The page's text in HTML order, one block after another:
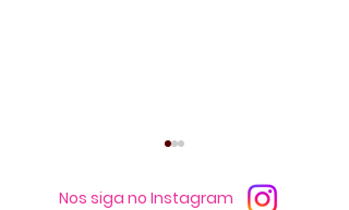
Nos siga no Instagram